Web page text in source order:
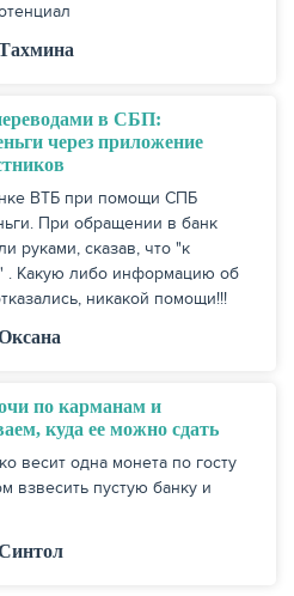
в СБП:
через приложение
ВТБ при помощи СПБ
При обращении в банк
руками, сказав, что "к
. Какую либо информацию об
никакой помощи!!!
по карманам и
куда ее можно сдать
весит одна монета по госту
взвесить пустую банку и